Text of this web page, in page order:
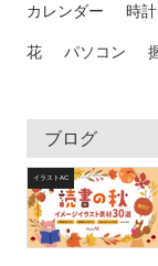
カレンダー 時計
花 パソコン
吹き出し
飛行機 グラフ
歩く 工場 会社
ブログ
イラストAC